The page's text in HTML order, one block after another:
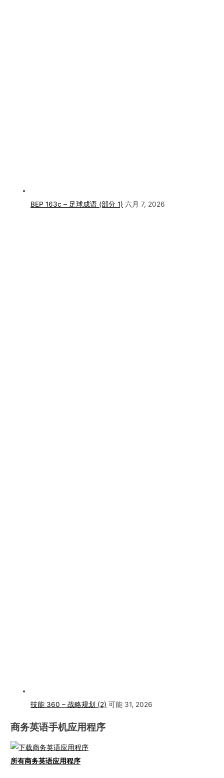
BEP 163c – 足球成语 (部分 1) 六月 7, 2026
技能 360 – 战略规划 (2) 可能 31, 2026
商务英语手机应用程序
所有商务英语应用程序